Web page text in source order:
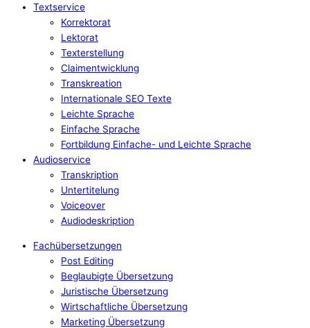
Textservice
Korrektorat
Lektorat
Texterstellung
Claimentwicklung
Transkreation
Internationale SEO Texte
Leichte Sprache
Einfache Sprache
Fortbildung Einfache- und Leichte Sprache
Audioservice
Transkription
Untertitelung
Voiceover
Audiodeskription
Fachübersetzungen
Post Editing
Beglaubigte Übersetzung
Juristische Übersetzung
Wirtschaftliche Übersetzung
Marketing Übersetzung